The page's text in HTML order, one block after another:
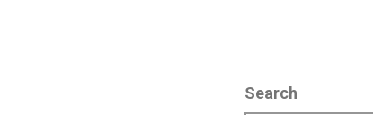
Search